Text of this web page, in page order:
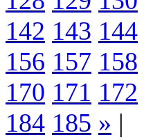
142 143 144
156 157 158
170 171 172
184 185 » |